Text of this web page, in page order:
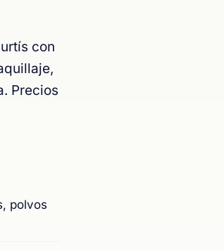
con
Precios
polvos